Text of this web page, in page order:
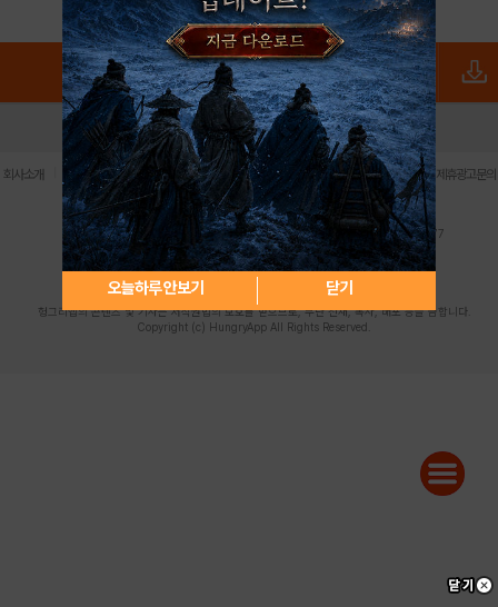
오늘하루 안보기 닫기
로그인 PC버전 전체앱
회사소개 이용약관 | 개인정보 처리방침 | 청소년 보호정책 | 불법촬영물 신고센터 | 제휴광고문의
사업자등록번호:119-86-61101 (주)스마트나우 대표이사:송현두
주소: 서울시 금천구 가산디지털1로 171 연락처:063-284-8635 팩스:02-6265-0377
청소년보호책임자:김동욱desk@hungryapp.co.kr
등록번호:서울아02322 | 등록일자:2016년4월25일
발행인:(주)스마트나우 송현두 | 편집인:김동욱
헝그리앱의 콘텐츠 및 기사는 저작권법의 보호를 받으므로, 무단 전재, 복사, 배포 등을 금합니다.
Copyright (c) HungryApp All Rights Reserved.